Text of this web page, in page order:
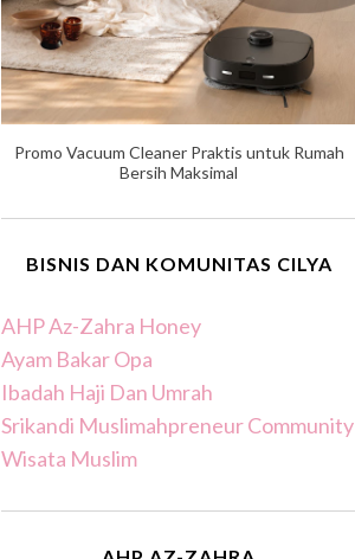
Promo Vacuum Cleaner Praktis untuk Rumah
Bersih Maksimal
BISNIS DAN KOMUNITAS CILYA
AHP Az-Zahra Honey
Ayam Bakar Opa
Ibadah Haji Dan Umrah
Srikandi Muslimahpreneur Community
Wisata Muslim